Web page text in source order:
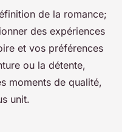
de la romance;
des expériences
et vos préférences
ou la détente,
moments de qualité,
unit.